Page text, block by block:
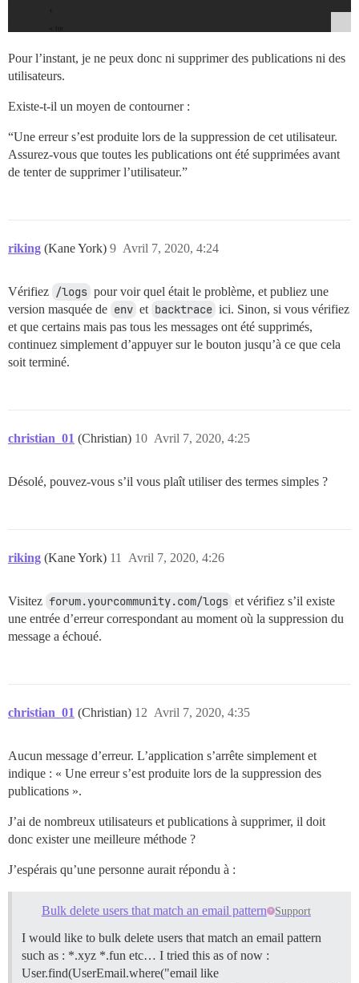
Pour l’instant, je ne peux donc ni supprimer des publications ni des
utilisateurs.
Existe-t-il un moyen de contourner :
“Une erreur s’est produite lors de la suppression de cet utilisateur.
Assurez-vous que toutes les publications ont été supprimées avant
de tenter de supprimer l’utilisateur.”
riking (Kane York) Avril 7, 2020, 4:24
9
Vérifiez /logs pour voir quel était le problème, et publiez une
version masquée de env et backtrace ici. Sinon, si vous vérifiez
et que certains mais pas tous les messages ont été supprimés,
continuez simplement d’appuyer sur le bouton jusqu’à ce que cela
soit terminé.
christian_01 (Christian) Avril 7, 2020, 4:25
10
Désolé, pouvez-vous s’il vous plaît utiliser des termes simples ?
riking (Kane York) Avril 7, 2020, 4:26
11
Visitez forum.yourcommunity.com/logs et vérifiez s’il existe
une entrée d’erreur correspondant au moment où la suppression du
message a échoué.
christian_01 (Christian) Avril 7, 2020, 4:35
12
Aucun message d’erreur. L’application s’arrête simplement et
indique : « Une erreur s’est produite lors de la suppression des
publications ».
J’ai de nombreux utilisateurs et publications à supprimer, il doit
donc exister une meilleure méthode ?
J’espérais qu’une personne aurait répondu à :
Bulk delete users that match an email pattern Support
I would like to bulk delete users that match an email pattern
such as : *.xyz *.fun etc… I tried this as of now :
User.find(UserEmail.where("email like